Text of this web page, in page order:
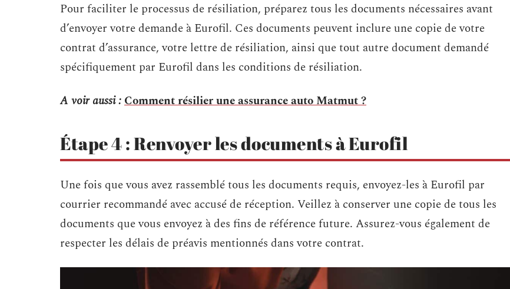
Pour faciliter le processus de résiliation, préparez tous les documents nécessaires avant
d’envoyer votre demande à Eurofil. Ces documents peuvent inclure une copie de votre
contrat d’assurance, votre lettre de résiliation, ainsi que tout autre document demandé
spécifiquement par Eurofil dans les conditions de résiliation.
A voir aussi :Comment résilier une assurance auto Matmut ?
Étape 4 : Renvoyer les documents à Eurofil
Une fois que vous avez rassemblé tous les documents requis, envoyez-les à Eurofil par
courrier recommandé avec accusé de réception. Veillez à conserver une copie de tous les
documents que vous envoyez à des fins de référence future. Assurez-vous également de
respecter les délais de préavis mentionnés dans votre contrat.